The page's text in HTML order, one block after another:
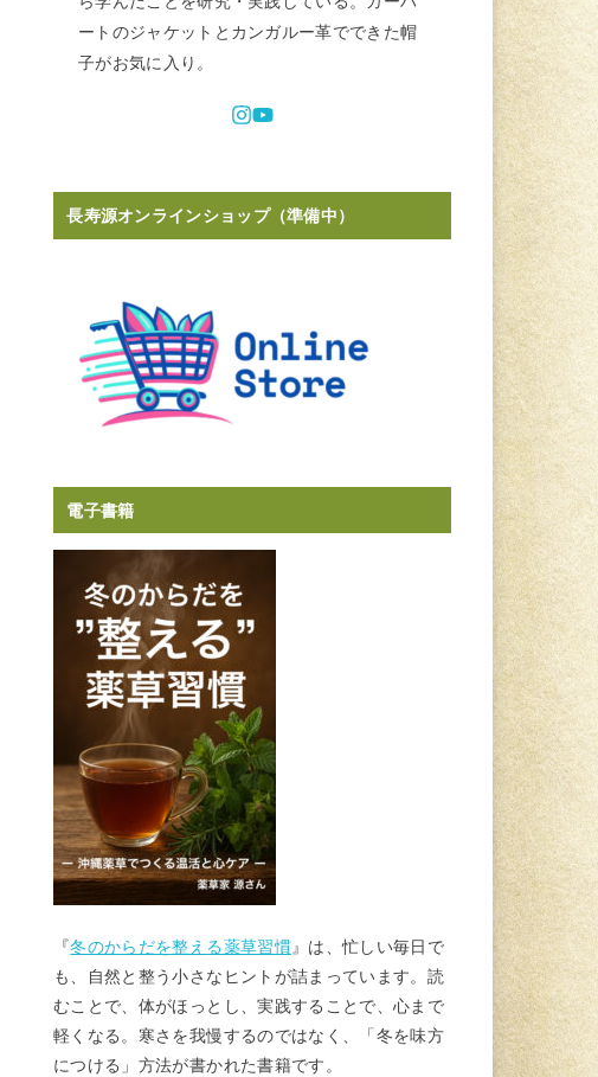
ートのジャケットとカンガルー革でできた帽
子がお気に入り。
長寿源オンラインショップ（準備中）
電子書籍
『冬のからだを整える薬草習慣』は、忙しい毎日で
も、自然と整う小さなヒントが詰まっています。読
むことで、体がほっとし、実践することで、心まで
軽くなる。寒さを我慢するのではなく、「冬を味方
につける」方法が書かれた書籍です。